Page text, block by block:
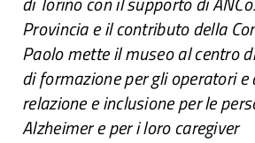
Provincia e il contributo della
Paolo mette il museo al centro
di formazione per gli operatori e
relazione e inclusione per le
Alzheimer e per i loro caregiver